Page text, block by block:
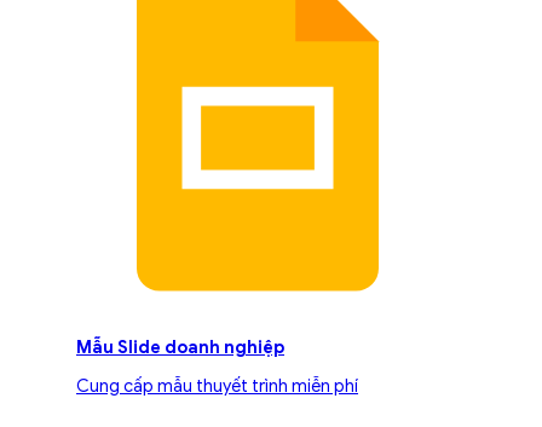
Mẫu Slide doanh nghiệp
Cung cấp mẫu thuyết trình miễn phí